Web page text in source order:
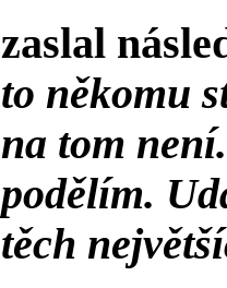
zaslal
to někomu
na tom
podělím.
těch